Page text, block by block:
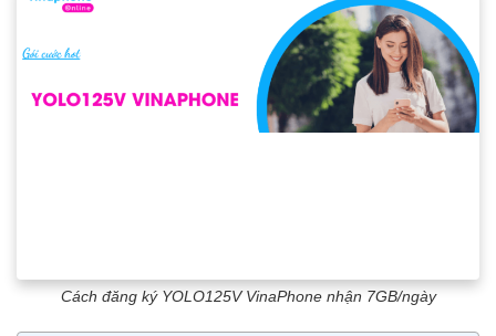
Cách đăng ký YOLO125V VinaPhone nhận 7GB/ngày